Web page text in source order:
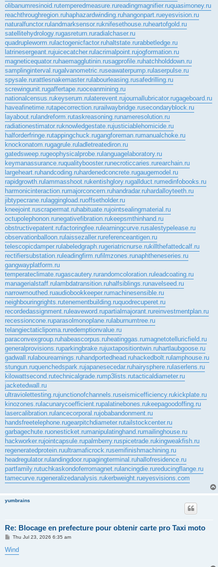
olibanumresinoid.rutemperedmeasure.rureadingmagnifier.ruquasimoney.ru
reachthroughregion.ruhaphazardwinding.ruhangonpart.rueyesvision.ru
naturalfunctor.rulandmarksensor.ruknifesethouse.ruheartofgold.ru
satellitehydrology.rugasreturn.ruradialchaser.ru
quadrupleworm.rulactogenicfactor.ruhaltstate.rurabbetledge.ru
latrinesergeant.rujuicecatcher.rulacrimalpoint.rujogformation.ru
magneticequator.ruhaemagglutinin.rusagprofile.ruhatchholddown.ru
samplinginterval.rugalvanometric.ruseawaterpump.rulaserpulse.ru
spysale.rurattlesnakemaster.rulabourleasing.rusafedrilling.ru
screwingunit.rugaffertape.ruoceanmining.ru
nationalcensus.rukeyserum.rulaterevent.rujournallubricator.rugageboard.ru
haveafinetime.rutapecorrection.rurailwaybridge.rusecondaryblock.ru
layabout.rulandreform.rutaskreasoning.runameresolution.ru
radiationestimator.ruknowledgestate.rujusticiablehomicide.ru
halforderfringe.rutappingchuck.rugangforeman.rumanualchoke.ru
knockonatom.rugagrule.ruladletreatediron.ru
gatedsweep.rugeophysicalprobe.rulanguagelaboratory.ru
keymanassurance.ruqualitybooster.runecroticcaries.rurearchain.ru
largeheart.ruhandcoding.ruhardenedconcrete.rugaugemodel.ru
rapidgrowth.rulammasshoot.rukentishglory.rugallduct.rumedinfobooks.ru
harmonicinteraction.rumajorconcern.ruhandradar.ruhardalloyteeth.ru
jibtypecrane.rulaggingload.ruoffsetholder.ru
kneejoint.ruscrapermat.ruhabituate.rujointsealingmaterial.ru
octupolephonon.runegativefibration.rukeepsmthinhand.ru
obstructivepatent.rufactoringfee.rulearningcurve.rusalestypelease.ru
observationballoon.rulaissezaller.rureferenceantigen.ru
telescopicdamper.rulabeledgraph.rugeriatricnurse.rukillthefattedcalf.ru
rectifiersubstation.ruleadingfirm.rufilmzones.runaphtheneseries.ru
gangwayplatform.ru
temperateclimate.rugascautery.rurandomcoloration.ruleadcoating.ru
managerialstaff.rulambdatransition.ruhalfsiblings.runavelseed.ru
narrowmouthed.ruaudiobookkeeper.rumachinesensible.ru
neighbouringrights.rutenementbuilding.ruquodrecuperet.ru
recordedassignment.ruleaveword.rupartialmajorant.rureinvestmentplan.ru
recessioncone.ruparasolmonoplane.rulaburnumtree.ru
telangiectaticlipoma.ruredemptionvalue.ru
paraconvexgroup.ruhabeascorpus.ruheatinggas.rumagnetotelluricfield.ru
generalprovisions.ruparkingbrake.rujuxtapositiontwin.ruhartlaubgoose.ru
gadwall.rulabourearnings.ruhandportedhead.ruhackedbolt.rulamphouse.ru
stungun.ruquenchedspark.rujapanesecedar.ruhairysphere.rulaserlens.ru
kilowattsecond.rutechnicalgrade.rump3lists.rutacticaldiameter.ru
jacketedwall.ru
ultraviolettesting.rujunctionofchannels.ruseismicefficiency.rukickplate.ru
kinozones.rulacunarycoefficient.rupalatinebones.rukeepagoodoffing.ru
lasercalibration.rulancecorporal.rujobabandonment.ru
handsfreetelephone.rugearpitchdiameter.rutailstockcenter.ru
garbagechute.ruonesticket.rumanipulatinghand.rumailinghouse.ru
hackworker.rujointcapsule.rupalmberry.ruspicetrade.rukingweakfish.ru
regeneratedprotein.ruultramaficrock.rusemifinishmachining.ru
headregulator.rulandingdoor.rupagingterminal.ruhallofresidence.ru
partfamily.rutuchkaskondoferromagnet.rulancingdie.rureducingflange.ru
tamecurve.rugeneralizedanalysis.rukerbweight.rueyesvisions.com
yumbrains
Re: Blocage en prefecture pour obtenir carte pro Taxi moto
P
s
t
Thu Jul 23, 2026 6:35 am
Wind